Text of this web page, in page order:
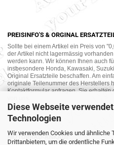
Diese Webseite
Technologien
Wir verwenden Cookies und ähnliche
Drittanbietern, um die ordentliche
PREISINFO'S & ORGINAL
Sollte bei einem Artikel ein Preis von
der Artikel nicht lagermässig
werden kann. Wir können Ihnen auch
insbesondere Honda, Kawasaki,
Original Ersatzteile beschaffen. Am
originale Teilenummer des Herstellers
Kontaktformular anfragen. Sie
MOTORRAD-ANKAUF